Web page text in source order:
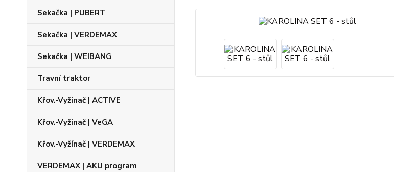
Sekačka | PUBERT
Sekačka | VERDEMAX
Sekačka | WEIBANG
Travní traktor
Křov.-Vyžínač | ACTIVE
Křov.-Vyžínač | VeGA
Křov.-Vyžínač | VERDEMAX
VERDEMAX | AKU program